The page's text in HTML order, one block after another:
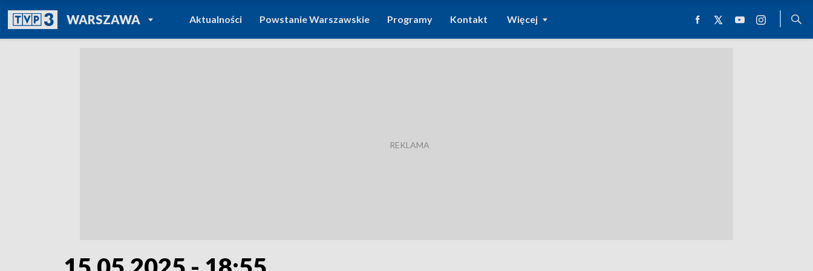
WARSZAWAPOWRÓT DO
TVP REGIONY
Aktualności Powstanie Warszawskie Programy Kontakt Więcej